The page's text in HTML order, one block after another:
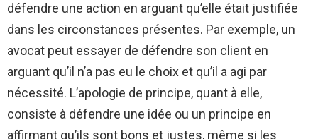
défendre une action en arguant qu’elle était justifiée
dans les circonstances présentes. Par exemple, un
avocat peut essayer de défendre son client en
arguant qu’il n’a pas eu le choix et qu’il a agi par
nécessité. L’apologie de principe, quant à elle,
consiste à défendre une idée ou un principe en
affirmant qu’ils sont bons et justes, même si les